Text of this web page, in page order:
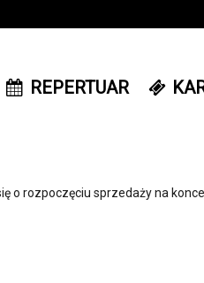
REPERTUAR
o rozpoczęciu sprzedaży na